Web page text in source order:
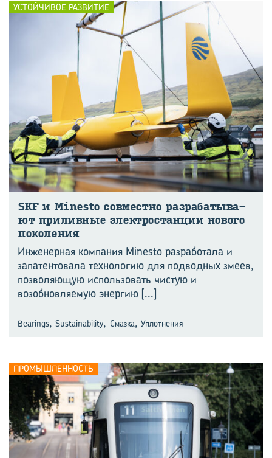
УСТОЙЧИВОЕ РАЗВИТИЕ
SKF и Minesto сов­мест­но раз­ра­ба­ты­ва­
ют при­лив­ные элек­тро­стан­ции но­во­го
по­ко­ле­ния
Инженерная компания Minesto разработала и
запатентовала технологию для подводных змеев,
позволяющую использовать чистую и
возобновляемую энергию [...]
Bearings, Sustainability, Смазка, Уплотнения
ПРОМЫШЛЕННОСТЬ